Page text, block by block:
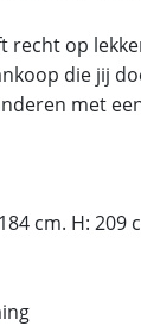
recht op
die jij
met
cm. H: 209